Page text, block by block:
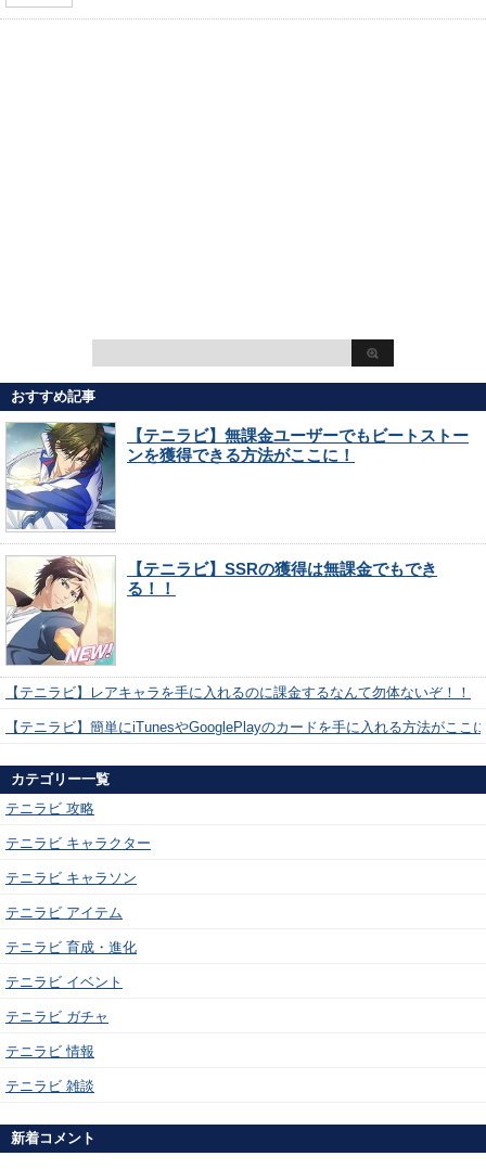
おすすめ記事
【テニラビ】無課金ユーザーでもビートストー
ンを獲得できる方法がここに！
【テニラビ】SSRの獲得は無課金でもでき
る！！
【テニラビ】レアキャラを手に入れるのに課金するなんて勿体ないぞ！！
【テニラビ】簡単にiTunesやGooglePlayのカードを手に入れる方法がここ
カテゴリー一覧
テニラビ 攻略
テニラビ キャラクター
テニラビ キャラソン
テニラビ アイテム
テニラビ 育成・進化
テニラビ イベント
テニラビ ガチャ
テニラビ 情報
テニラビ 雑談
新着コメント